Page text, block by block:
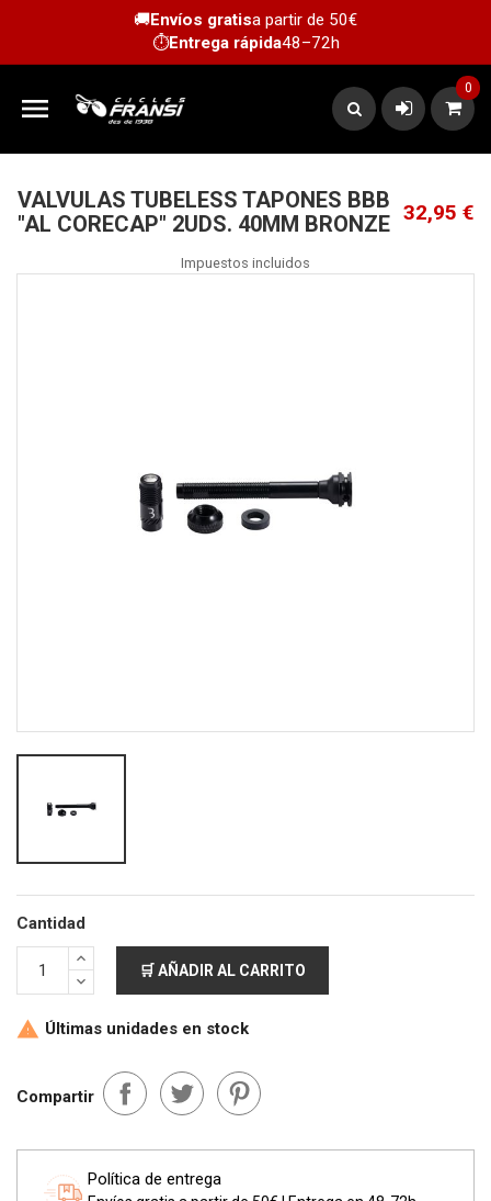
🚚Envíos gratisa partir de 50€
⏱️Entrega rápida48–72h

0
VALVULAS TUBELESS TAPONES BBB
"AL CORECAP" 2UDS. 40MM BRONZE 32,95 €
Impuestos incluidos
Cantidad
🛒 AÑADIR AL CARRITO
 Últimas unidades en stock
Compartir
Política de entrega